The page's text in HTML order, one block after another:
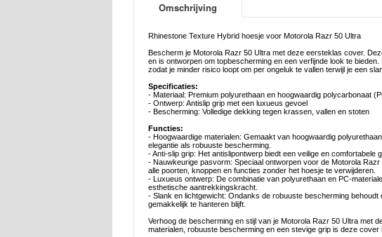
Omschrijving
Rhinestone Texture Hybrid hoesje voor Motorola Razr 50 Ultra
Bescherm je Motorola Razr 50 Ultra met deze eersteklas cover.
en is ontworpen om topbescherming en een verfijnde look te
zodat je minder risico loopt om per ongeluk te vallen terwijl je een
Specificaties:
- Materiaal: Premium polyurethaan en hoogwaardig polycarbonaat
- Ontwerp: Antislip grip met een luxueus gevoel
- Bescherming: Volledige dekking tegen krassen, vallen en stoten
Functies:
- Hoogwaardige materialen: Gemaakt van hoogwaardig
elegantie als robuuste bescherming.
- Anti-slip grip: Het antislipontwerp biedt een veilige en
- Nauwkeurige pasvorm: Speciaal ontworpen voor de Motorola
alle poorten, knoppen en functies zonder het hoesje te verwijderen.
- Luxueus ontwerp: De combinatie van polyurethaan en PC-
esthetische aantrekkingskracht.
- Slank en lichtgewicht: Ondanks de robuuste bescherming
gemakkelijk te hanteren blijft.
Verhoog de bescherming en stijl van je Motorola Razr 50 Ultra met
materialen, robuuste bescherming en een stevige grip is deze